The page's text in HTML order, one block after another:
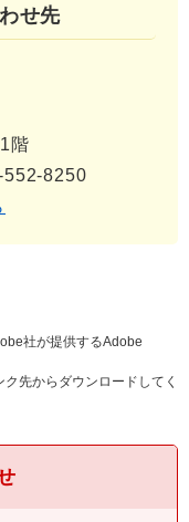
せ先
階
552-8250
社が提供するAdobe
先からダウンロードしてく